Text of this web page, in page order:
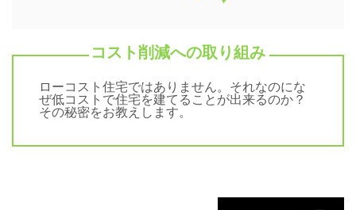
コスト削減への取り組み
ローコスト住宅ではありません。それなのにな
ぜ低コストで住宅を建てることが出来るのか？
その秘密をお教えします。